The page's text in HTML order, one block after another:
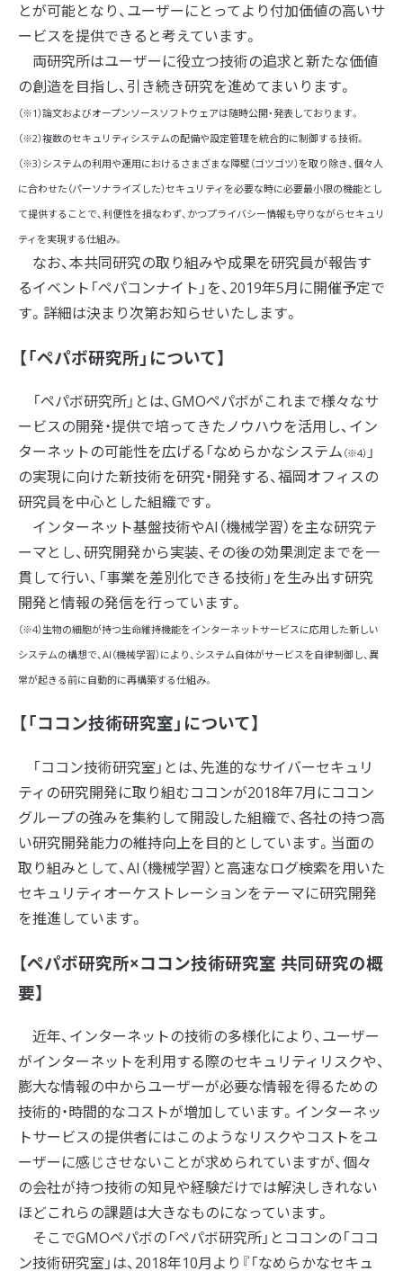
とが可能となり、ユーザーにとってより付加価値の高いサ
ービスを提供できると考えています。
両研究所はユーザーに役立つ技術の追求と新たな価値
の創造を目指し、引き続き研究を進めてまいります。
（※1）論文およびオープンソースソフトウェアは随時公開・発表しております。
（※2）複数のセキュリティシステムの配備や設定管理を統合的に制御する技術。
（※3）システムの利用や運用におけるさまざまな障壁（ゴツゴツ）を取り除き、個々人
に合わせた（パーソナライズした）セキュリティを必要な時に必要最小限の機能とし
て提供することで、利便性を損なわず、かつプライバシー情報も守りながらセキュリ
ティを実現する仕組み。
なお、本共同研究の取り組みや成果を研究員が報告す
るイベント「ペパコンナイト」を、2019年5月に開催予定で
す。詳細は決まり次第お知らせいたします。
【「ペパボ研究所」について】
「ペパボ研究所」とは、GMOペパボがこれまで様々なサ
ービスの開発・提供で培ってきたノウハウを活用し、イン
ターネットの可能性を広げる「なめらかなシステム （※4）」
の実現に向けた新技術を研究・開発する、福岡オフィスの
研究員を中心とした組織です。
インターネット基盤技術やAI（機械学習）を主な研究テ
ーマとし、研究開発から実装、その後の効果測定までを一
貫して行い、「事業を差別化できる技術」を生み出す研究
開発と情報の発信を行っています。
（※4）生物の細胞が持つ生命維持機能をインターネットサービスに応用した新しい
システムの構想で、AI（機械学習）により、システム自体がサービスを自律制御し、異
常が起きる前に自動的に再構築する仕組み。
【「ココン技術研究室」について】
「ココン技術研究室」とは、先進的なサイバーセキュリ
ティの研究開発に取り組むココンが2018年7月にココン
グループの強みを集約して開設した組織で、各社の持つ高
い研究開発能力の維持向上を目的としています。当面の
取り組みとして、AI（機械学習）と高速なログ検索を用いた
セキュリティオーケストレーションをテーマに研究開発
を推進しています。
【ペパボ研究所×ココン技術研究室 共同研究の概
要】
近年、インターネットの技術の多様化により、ユーザー
がインターネットを利用する際のセキュリティリスクや、
膨大な情報の中からユーザーが必要な情報を得るための
技術的・時間的なコストが増加しています。インターネッ
トサービスの提供者にはこのようなリスクやコストをユ
ーザーに感じさせないことが求められていますが、個々
の会社が持つ技術の知見や経験だけでは解決しきれない
ほどこれらの課題は大きなものになっています。
そこでGMOペパボの「ペパボ研究所」とココンの「ココ
ン技術研究室」は、2018年10月より『「なめらかなセキュ